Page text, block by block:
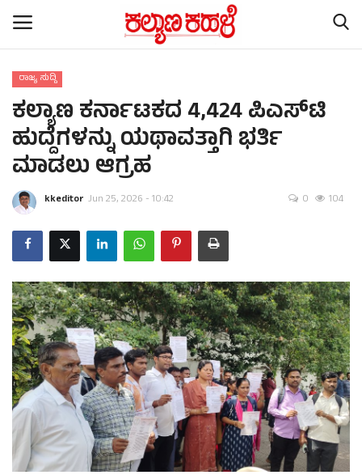
Home
Contact
Subscription
ರಾಷ್ಟ್ರೀಯ ಸುದ್ದಿ
ಕಲೆ - ಸಾಹಿತ್ಯ
ಕ್ರೈಂ ಸ್ಟೋರಿ
ರಾಜಕೀಯ
ಸುದ್ದಿ
ರಾಜ್ಯ ಸುದ್ದಿ
ಕಲ್ಯಾಣ ಕರ್ನಾಟಕದ 4,424 ಪಿಎಸ್‌ಟಿ
ಹುದ್ದೆಗಳನ್ನು ಯಥಾವತ್ತಾಗಿ ಭರ್ತಿ
ಮಾಡಲು ಆಗ್ರಹ
kkeditor Jun 25, 2026 - 10:42 0 104